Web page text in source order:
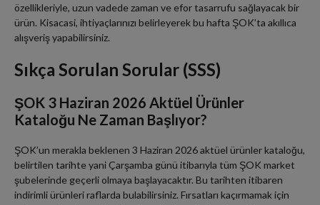
özellikleriyle, uzun vadede zaman ve efor tasarrufu sağlayacak bir
ürün. Kisacasi, ihtiyaçlarınızı belirleyerek bu hafta ŞOK’ta akıllıca
alışveriş yapabilirsiniz.
Sıkça Sorulan Sorular (SSS)
ŞOK 3 Haziran 2026 Aktüel Ürünler
Kataloğu Ne Zaman Başlıyor?
ŞOK’un merakla beklenen 3 Haziran 2026 aktüel ürünler kataloğu,
belirtilen tarihte yani Çarşamba günü itibarıyla tüm ŞOK market
şubelerinde geçerli olmaya başlayacaktır. Bu tarihten itibaren
indirimli ürünleri raflarda bulabilirsiniz. Fırsatları kaçırmamak için